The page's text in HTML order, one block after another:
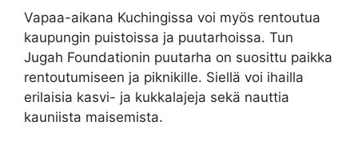
Vapaa-aikana Kuchingissa voi myös rentoutua
kaupungin puistoissa ja puutarhoissa. Tun
Jugah Foundationin puutarha on suosittu paikka
rentoutumiseen ja piknikille. Siellä voi ihailla
erilaisia kasvi- ja kukkalajeja sekä nauttia
kauniista maisemista.